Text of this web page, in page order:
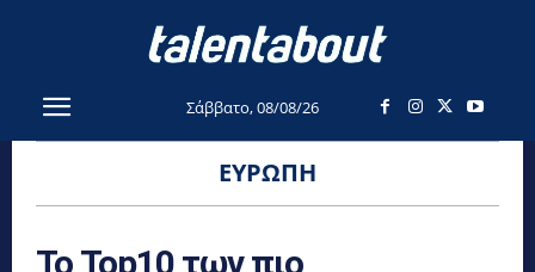
Σάββατο, 08/08/26
ΕΥΡΏΠΗ
Το Top10 των πιο